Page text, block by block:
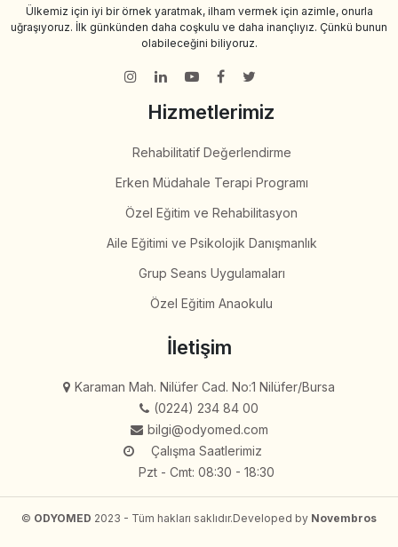
Ülkemiz için iyi bir örnek yaratmak, ilham vermek için azimle, onurla
uğraşıyoruz. İlk günkünden daha coşkulu ve daha inançlıyız. Çünkü bunun
olabileceğini biliyoruz.
Hizmetlerimiz
Rehabilitatif Değerlendirme
Erken Müdahale Terapi Programı
Özel Eğitim ve Rehabilitasyon
Aile Eğitimi ve Psikolojik Danışmanlık
Grup Seans Uygulamaları
Özel Eğitim Anaokulu
İletişim
Karaman Mah. Nilüfer Cad. No:1 Nilüfer/Bursa
(0224) 234 84 00
bilgi@odyomed.com
Çalışma Saatlerimiz
Pzt - Cmt: 08:30 - 18:30
© ODYOMED 2023 - Tüm hakları saklıdır.Developed by Novembros